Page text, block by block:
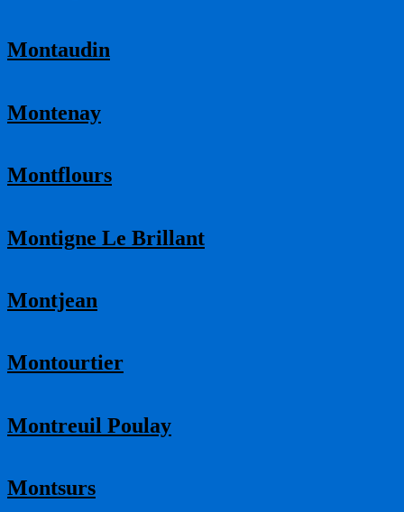
Montaudin
Montenay
Montflours
Montigne Le Brillant
Montjean
Montourtier
Montreuil Poulay
Montsurs